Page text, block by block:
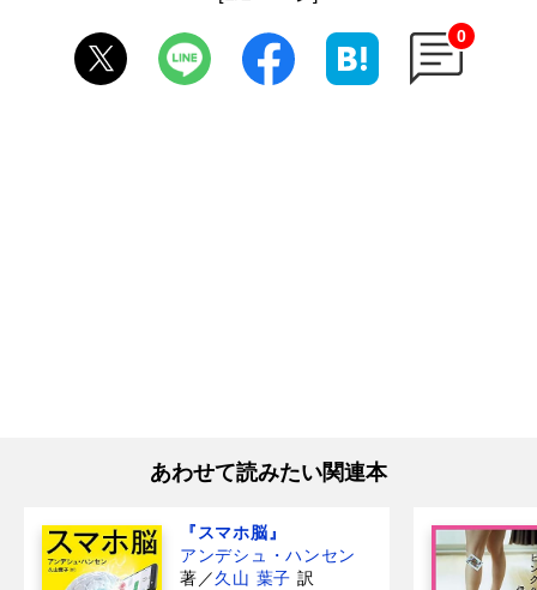
0
あわせて読みたい関連本
『スマホ脳』
アンデシュ・ハンセン
著 ／久山 葉子 訳